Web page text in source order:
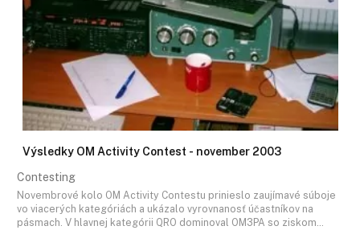
Výsledky OM Activity Contest - november 2003
Contesting
Novembrové kolo OM Activity Contestu prinieslo zaujímavé súboje
vo viacerých kategóriách a ukázalo vyrovnanosť účastníkov na
pásmach. V hlavnej kategórii QRO dominoval OM3PA so ziskom…